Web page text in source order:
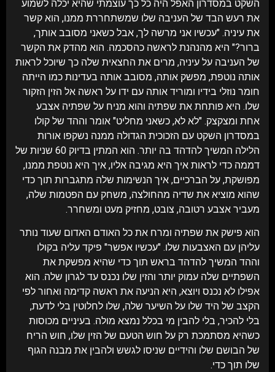
השקט במסדרון האפל היה כל כך עוצמתי שהיא יכלה לשמוע
את רעש הבד של העניבה שלו שמשתחררת ממנו, הוא קשר
את עיניה. "עכשיו אני מרשה לך, אבל כשאני מסובב אותך,
ברור?" היא מהנהנת לראשה כהסכמה. הוא מהדק את הקשר
של העניבה על עיניה, מרים את החצאית שלה כך שיוכל לראות
אותה נוטפת, מפשק אותה, מסובב אותה בעדינות כמו הייתה
חומר נוזלי בידיו ומוריד אותה עם ידו על ראשה אל הזין הזקור
שלו. היא פותחת את שפתיה והוא מניח על שפתיה אצבע
אחת ומצקצק. "לא לא, כשאני מחליט" אומר וההד של קולו
במסדרון השקט עם הזכוכית הגדולה ממנה נשקפו אורות
הלילה המשיך להדהד בה יותר. הוא המתין בדיוק 60 שניות של
דממה כדי לראות איך היא מגיבה אליו, איך היא נוטפת ממנו,
מפושקת, על הברכיים, איך הנשימות שלה מתגברות תוך כדי
שהוא מוציא את שדיה מהחולצה, משחק עם הפטמות שלה,
מעביר אצבע רטובה, צובט, מחזיק מעט ומשחרר.
הוא פישק את שפתיה ומרח את כל האודם האדום שעוד נותר
עליהן עם האצבעות שלו. "עכשיו אפשר" פיקד עליה בקולו
וההד המשיך להדהד בראש תוך כדי שהיא מפשקת את
השפתיים שלה עמוק יותר והזין שלו נכנס עד לגרון שלה. הוא
אפילו לא נכנס ויוצא, היא הניעה את ראשה קדימה ואחור לפי
הקצב של היד שלו על השיער שלה, שלו לחלוטין בלי לדעת,
בלי להכיר, בלי להבין מי בכלל נמצא מולה. בעיניים מכוסות
כשהיא מסתמכת רק על חוש הטעם של הזין שלו, חוש הריח
של הבושם שלו והידיים שניסו לגשש ולהבין את מבנה הגוף
שלו תוך כדי.